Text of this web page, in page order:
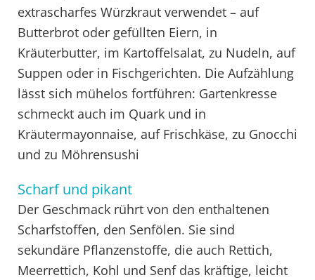
extrascharfes Würzkraut verwendet – auf
Butterbrot oder gefüllten Eiern, in
Kräuterbutter, im Kartoffelsalat, zu Nudeln, auf
Suppen oder in Fischgerichten. Die Aufzählung
lässt sich mühelos fortführen: Gartenkresse
schmeckt auch im Quark und in
Kräutermayonnaise, auf Frischkäse, zu Gnocchi
und zu Möhrensushi
Scharf und pikant
Der Geschmack rührt von den enthaltenen
Scharfstoffen, den Senfölen. Sie sind
sekundäre Pflanzenstoffe, die auch Rettich,
Meerrettich, Kohl und Senf das kräftige, leicht